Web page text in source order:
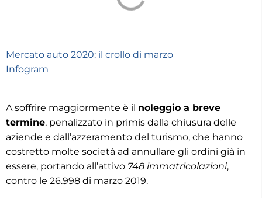
Mercato auto 2020: il crollo di marzo
Infogram
A soffrire maggiormente è il noleggio a breve
termine, penalizzato in primis dalla chiusura delle
aziende e dall’azzeramento del turismo, che hanno
costretto molte società ad annullare gli ordini già in
essere, portando all’attivo 748 immatricolazioni,
contro le 26.998 di marzo 2019.